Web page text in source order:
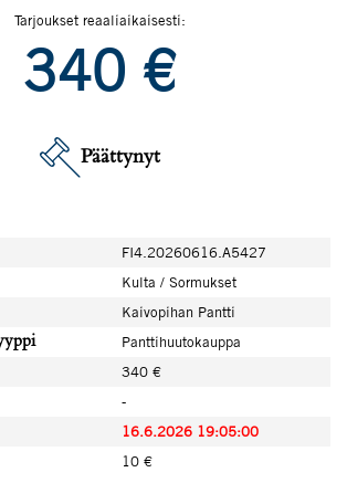
Tarjoukset reaaliaikaisesti:
340 €
Päättynyt
FI4.20260616.A5427
Kulta / Sormukset
Kaivopihan Pantti
Panttihuutokauppa
340 €
-
16.6.2026 19:05:00
10 €